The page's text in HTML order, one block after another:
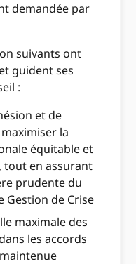
demandée par
suivants ont
guident ses
:
et de
la
équitable et
tout en assurant
prudente du
Gestion de Crise
maximale des
les accords